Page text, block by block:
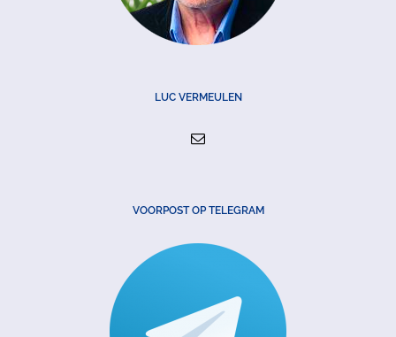
LUC VERMEULEN
VOORPOST OP TELEGRAM